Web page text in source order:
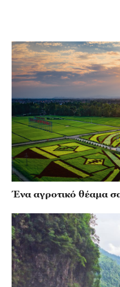
Ένα αγροτικό θέαμα